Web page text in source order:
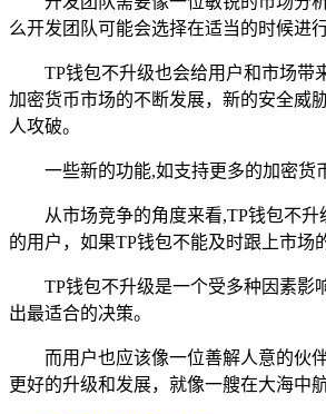
么开发团队可能会选择在适当的时候进
TP钱包不升级也会给用户和市场带
加密货币市场的不断发展，新的安全威
人攻破。
一些新的功能,如支持更多的加密货
从市场竞争的角度来看,TP钱包不
的用户，如果TP钱包不能及时跟上市场
TP钱包不升级是一个受多种因素影
出最适合的决策。
而用户也应该像一位善解人意的伙
更好的升级和发展，就像一艘在大海中